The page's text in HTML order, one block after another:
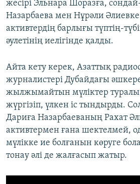
жесірі Эльнара Шоразға,
Назарбаева мен Нұрәли Әлиевке
активтердің барлығы түптің-
әулетінің иелігінде қалды.
Айта кету керек, Азаттық
журналистері Дубайдағы
жылжымайтын мүліктер туралы
жүргізіп, үлкен іс тындырды.
Дариға Назарбаеваның Рахат
активтермен ғана шектелмей,
мүлікке ие болғанын көруге
тонау әлі де жалғасып жатыр.